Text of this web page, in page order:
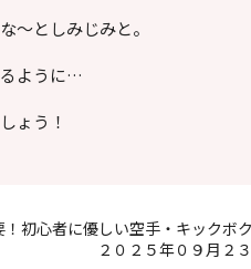
～としみじみと。
ように…
ょう！
！初心者に優しい空手・キックボ
２０２５年０９月２